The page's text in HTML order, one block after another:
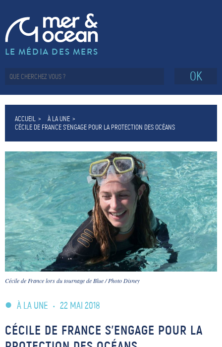
LE MÉDIA DES MERS
OK
ACCUEIL
À LA UNE
CÉCILE DE FRANCE S’ENGAGE POUR LA PROTECTION DES OCÉANS
Cécile de France lors du tournage de Blue / Photo Disney
À LA UNE • 22 MAI 2018
CÉCILE DE FRANCE S’ENGAGE POUR LA